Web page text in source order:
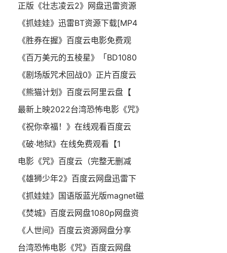
正版《壮志凌云2》网盘迅雷资源
《抓娃娃》迅雷BT资源下载[MP4
《胜券在握》百度云电影免费观
《百万美元的五棱星》「BD1080
《剧场版咒术回战0》正片百度云
《熊猫计划》百度云阿里云盘【
最新上映2022台湾恐怖电影《咒》
《祝你幸福！》在线观看百度云
《破·地狱》在线免费观看【1
电影《咒》百度云（完整无删减
《雄狮少年2》百度云网盘迅雷下
《抓娃娃》国语版蓝光版magnet磁
《焚城》百度云网盘1080p网盘资
《人世间》百度云资源网盘分享
台湾恐怖电影《咒》百度云网盘